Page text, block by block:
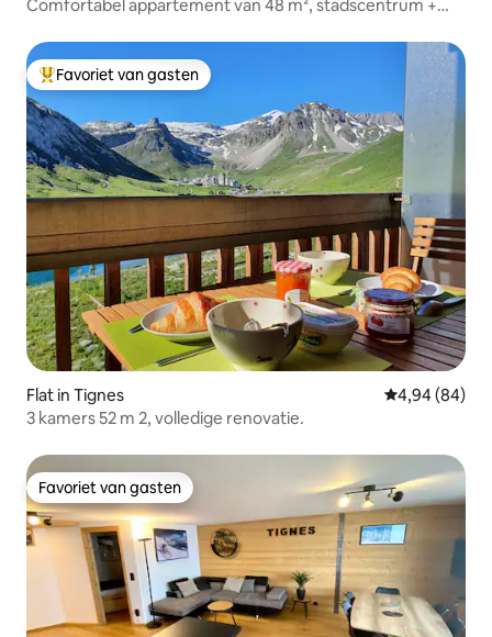
Comfortabel appartement van 48 m², stadscentrum +
Topfavoriet van gasten
Favoriet van gasten
Flat in Tignes Gemiddelde
4,94 (84)
3 kamers 52 m 2, volledige renovatie.
Favoriet van gasten
Favoriet van gasten